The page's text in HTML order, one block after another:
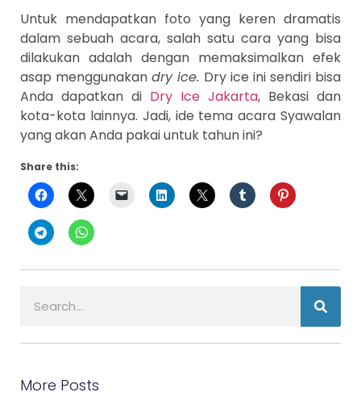
Untuk mendapatkan foto yang keren dramatis
dalam sebuah acara, salah satu cara yang bisa
dilakukan adalah dengan memaksimalkan efek
asap menggunakan dry ice. Dry ice ini sendiri bisa
Anda dapatkan di Dry Ice Jakarta, Bekasi dan
kota-kota lainnya. Jadi, ide tema acara Syawalan
yang akan Anda pakai untuk tahun ini?
Share this:
More Posts